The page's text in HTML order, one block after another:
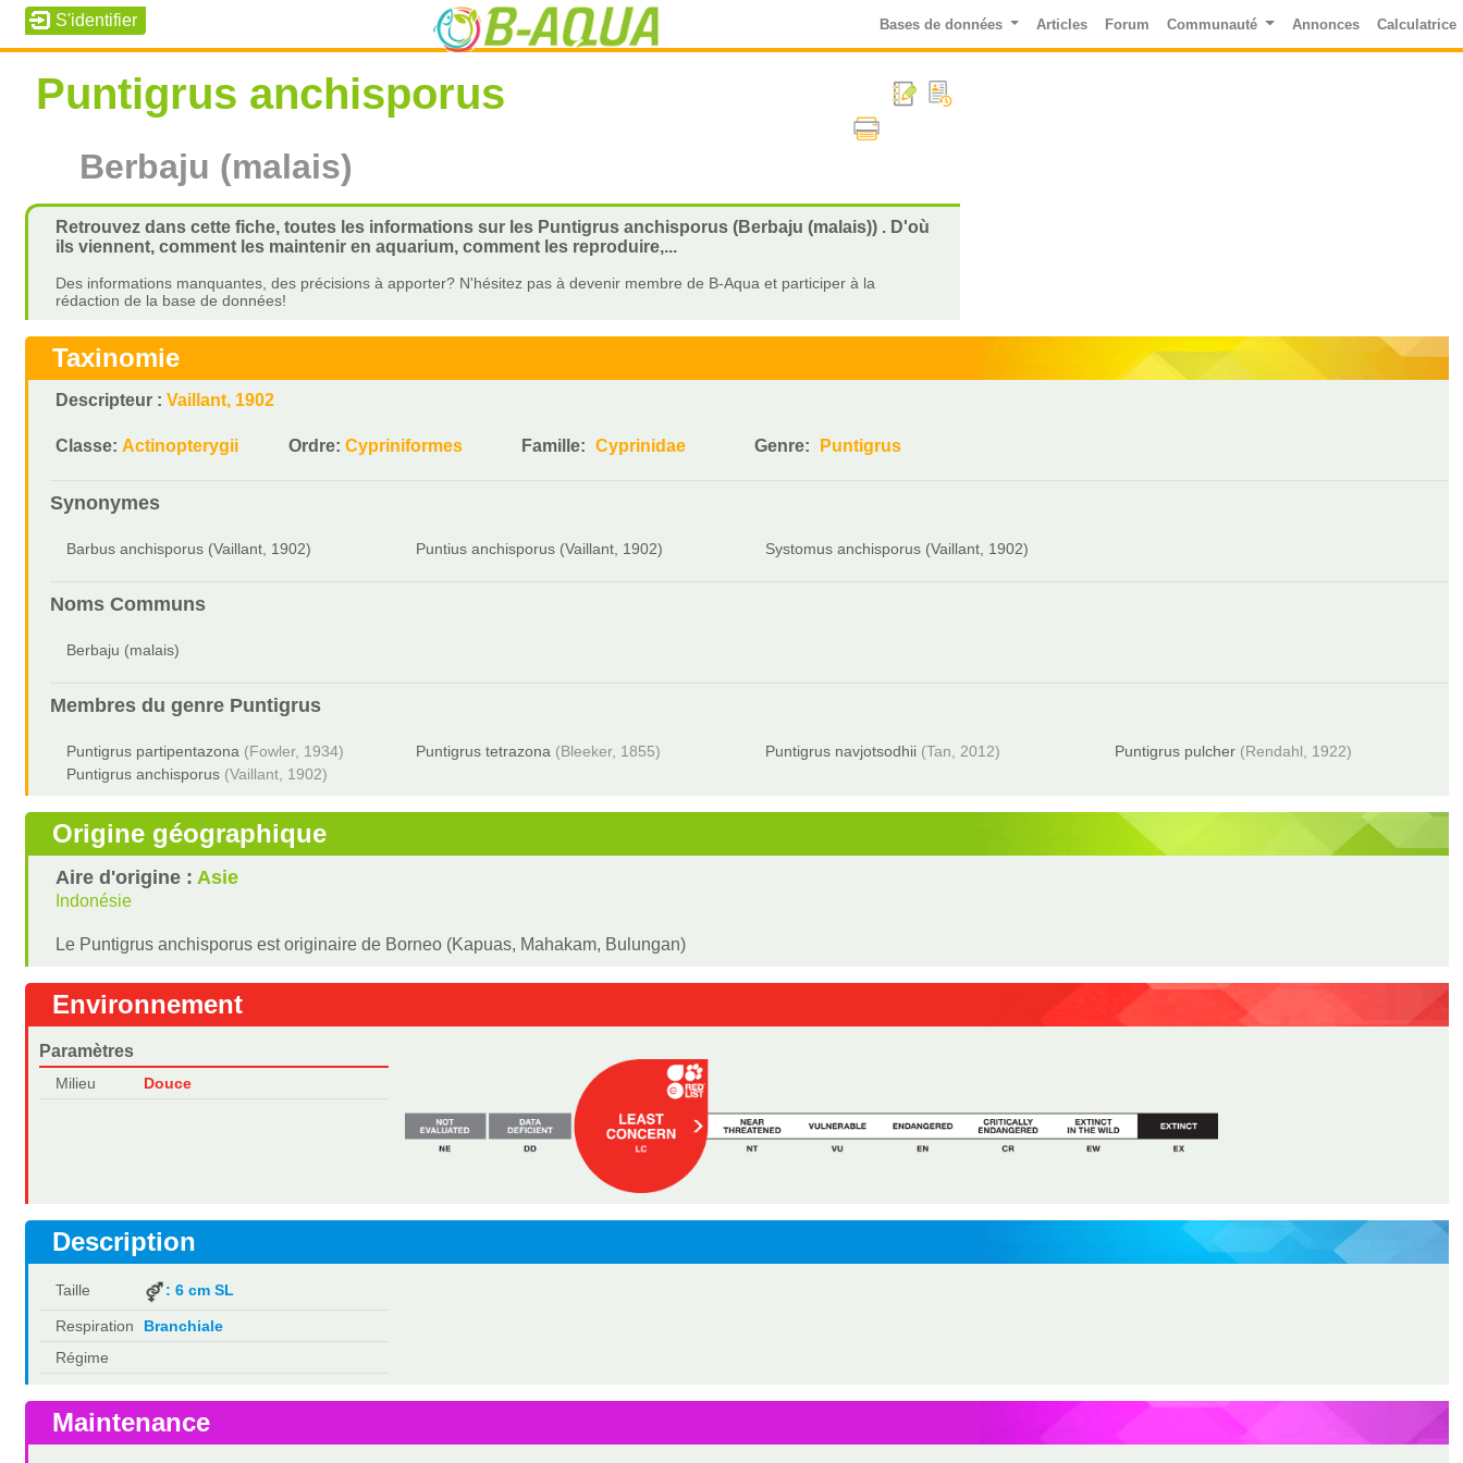
Bases de données Articles Forum Communauté Annonces Calculatrice
Puntigrus anchisporus
Berbaju (malais)
Retrouvez dans cette fiche, toutes les informations sur les Puntigrus anchisporus (Berbaju (malais)) . D'où
ils viennent, comment les maintenir en aquarium, comment les reproduire,...
Des informations manquantes, des précisions à apporter? N'hésitez pas à devenir membre de B-Aqua et participer à la
rédaction de la base de données!
Taxinomie
Descripteur :Vaillant, 1902
Classe:Actinopterygii Ordre:Cypriniformes Famille: Cyprinidae Genre: Puntigrus
Synonymes
Barbus anchisporus (Vaillant, 1902) Puntius anchisporus (Vaillant, 1902) Systomus anchisporus (Vaillant, 1902)
Noms Communs
Berbaju (malais)
Membres du genre Puntigrus
Puntigrus partipentazona (Fowler, 1934) Puntigrus tetrazona (Bleeker, 1855) Puntigrus navjotsodhii (Tan, 2012) Puntigrus pulcher (Rendahl, 1922)
Puntigrus anchisporus (Vaillant, 1902)
Origine géographique
Aire d'origine :Asie
Indonésie
Le Puntigrus anchisporus est originaire de Borneo (Kapuas, Mahakam, Bulungan)
Environnement
Paramètres
Milieu Douce
Description
Taille : 6 cm SL
Respiration
Branchiale
Régime
Maintenance